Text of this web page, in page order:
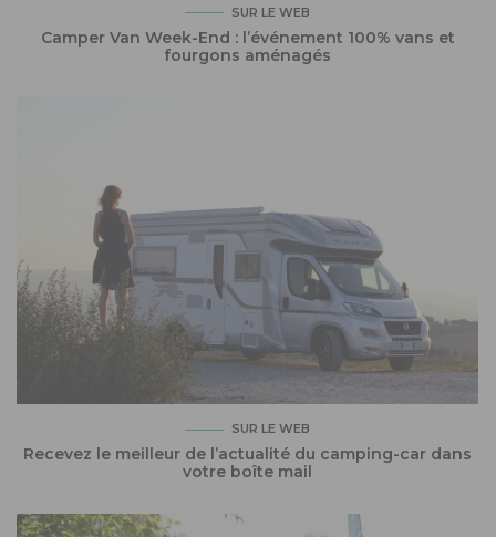
SUR LE WEB
Camper Van Week-End : l’événement 100% vans et
fourgons aménagés
SUR LE WEB
Recevez le meilleur de l’actualité du camping-car dans
votre boîte mail